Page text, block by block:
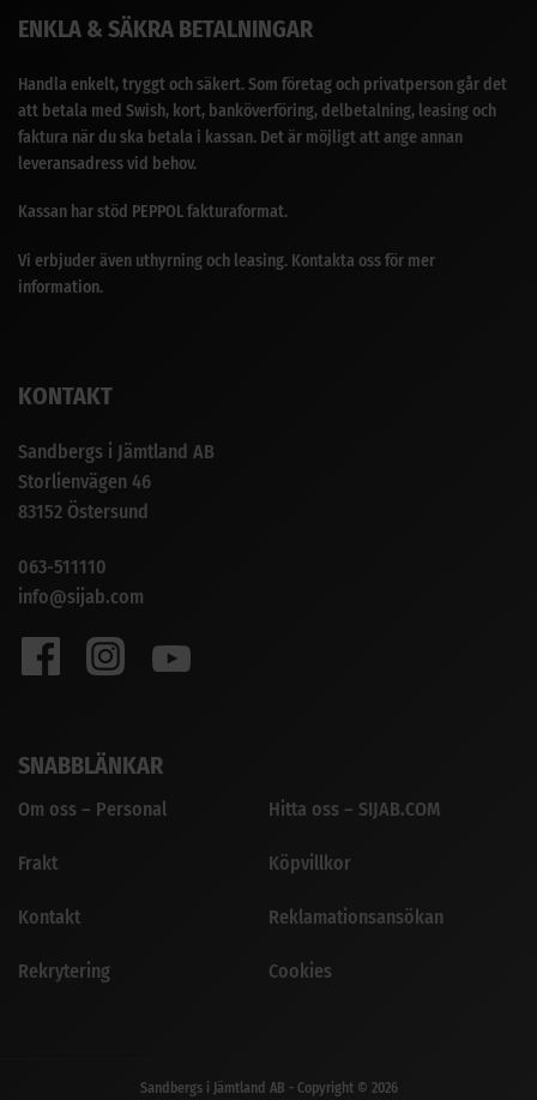
ENKLA & SÄKRA BETALNINGAR
Handla enkelt, tryggt och säkert. Som företag och privatperson går det
att betala med Swish, kort, banköverföring, delbetalning, leasing och
faktura när du ska betala i kassan. Det är möjligt att ange annan
leveransadress vid behov.
Kassan har stöd PEPPOL fakturaformat.
Vi erbjuder även uthyrning och leasing. Kontakta oss för mer
information.
KONTAKT
Sandbergs i Jämtland AB
Storlienvägen 46
83152 Östersund
063-511110
info@sijab.com
SNABBLÄNKAR
Om oss – Personal
Frakt
Kontakt
Rekrytering
Hitta oss – SIJAB.COM
Köpvillkor
Reklamationsansökan
Cookies
Sandbergs i Jämtland AB - Copyright © 2026